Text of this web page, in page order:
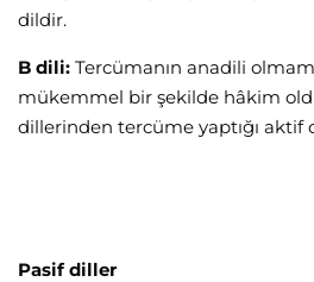
dildir.
B dili: Tercümanın anadili
mükemmel bir şekilde hâkim
dillerinden tercüme yaptığı aktif
Pasif diller